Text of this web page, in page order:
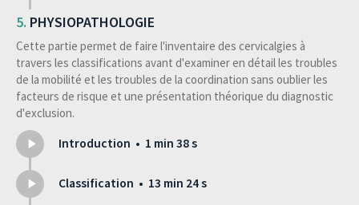
PHYSIOPATHOLOGIE
Cette partie permet de faire l'inventaire des cervicalgies à
travers les classifications avant d'examiner en détail les troubles
de la mobilité et les troubles de la coordination sans oublier les
facteurs de risque et une présentation théorique du diagnostic
d'exclusion.
Introduction • 1 min 38 s
Classification • 13 min 24 s